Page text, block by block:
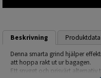
Beskrivning Produktdata
Denna smarta grind hjälper
att hoppa rakt ut ur bagagen.
Ett snyggt och prisvärt alternativ